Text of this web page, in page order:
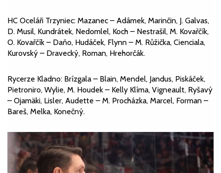
HC Oceláři Trzyniec: Mazanec – Adámek, Marinčin, J. Galvas,
D. Musil, Kundrátek, Nedomlel, Koch – Nestrašil, M. Kovařčík,
O. Kovařčík – Daňo, Hudáček, Flynn – M. Růžička, Cienciala,
Kurovský – Dravecký, Roman, Hrehorčák.
Rycerze Kladno: Brízgala – Blain, Mendel, Jandus, Piskáček,
Pietroniro, Wylie, M. Houdek – Kelly Klíma, Vigneault, Ryšavý
– Ojamäki, Lisler, Audette – M. Procházka, Marcel, Forman –
Bareš, Melka, Konečný.